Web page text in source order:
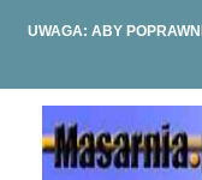
UWAGA: ABY